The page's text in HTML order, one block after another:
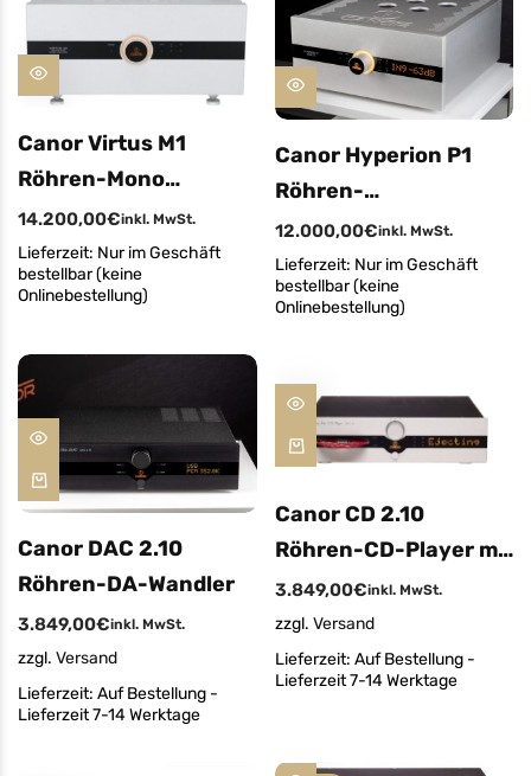
Canor Virtus M1
Röhren-Mono
Endstufe
14.200,00€inkl. MwSt.
Lieferzeit: Nur im Geschäft
bestellbar (keine
Onlinebestellung)
Canor Hyperion P1
Röhren-
Vorverstärker
12.000,00€inkl. MwSt.
Lieferzeit: Nur im Geschäft
bestellbar (keine
Onlinebestellung)
Canor DAC 2.10
Röhren-DA-Wandler
3.849,00€inkl. MwSt.
zzgl. Versand
Lieferzeit: Auf Bestellung -
Lieferzeit 7-14 Werktage
Canor CD 2.10
Röhren-CD-Player mit
DAC
3.849,00€inkl. MwSt.
zzgl. Versand
Lieferzeit: Auf Bestellung -
Lieferzeit 7-14 Werktage